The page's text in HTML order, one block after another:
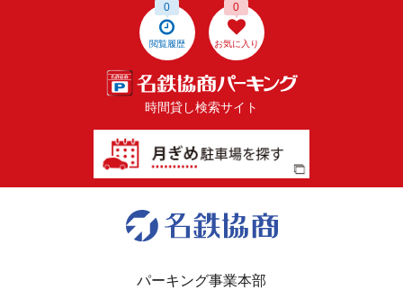
閲覧履歴
0
お気に入り
0
時間貸し検索サイト
パーキング事業本部